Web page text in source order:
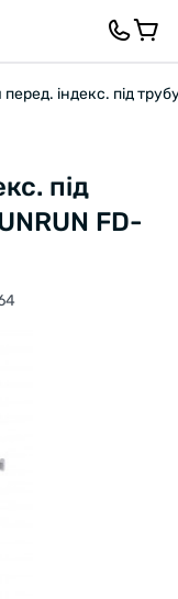
індекс. під
під
FD-
ЗАПИТАННЯ